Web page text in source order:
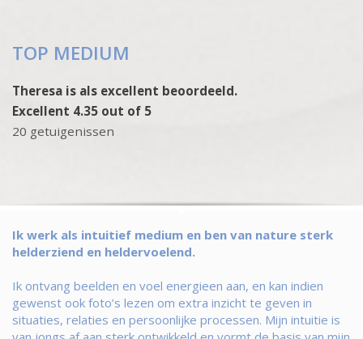
TOP MEDIUM
Theresa is als excellent beoordeeld.
Excellent 4.35 out of 5
20 getuigenissen
Ik werk als intuitief medium en ben van nature sterk
helderziend en heldervoelend.
Ik ontvang beelden en voel energieen aan, en kan indien
gewenst ook foto’s lezen om extra inzicht te geven in
situaties, relaties en persoonlijke processen. Mijn intuitie is